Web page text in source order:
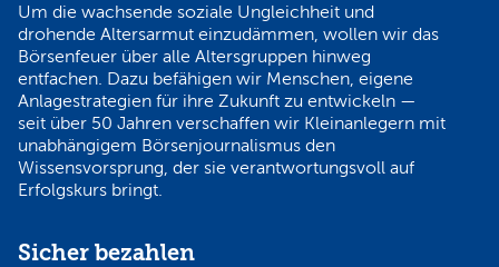
Um die wachsende soziale Ungleichheit und
drohende Altersarmut einzudämmen, wollen wir das
Börsenfeuer über alle Altersgruppen hinweg
entfachen. Dazu befähigen wir Menschen, eigene
Anlagestrategien für ihre Zukunft zu entwickeln —
seit über 50 Jahren verschaffen wir Kleinanlegern mit
unabhängigem Börsenjournalismus den
Wissensvorsprung, der sie verantwortungsvoll auf
Erfolgskurs bringt.
Sicher bezahlen